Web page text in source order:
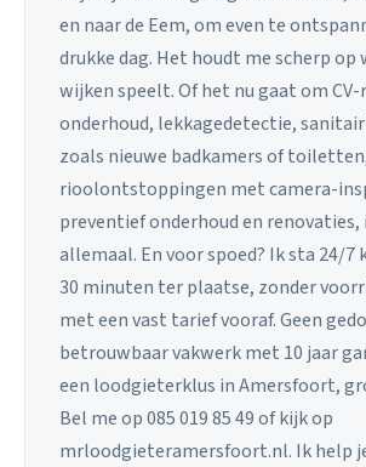
en naar de Eem, om even te
drukke dag. Het houdt me scherp op
wijken speelt. Of het nu gaat om
onderhoud, lekkagedetectie,
zoals nieuwe badkamers of
rioolontstoppingen met camera-
preventief onderhoud en renovaties,
allemaal. En voor spoed? Ik sta 24/7
30 minuten ter plaatse, zonder
met een vast tarief vooraf. Geen
betrouwbaar vakwerk met 10 jaar
een loodgieterklus in Amersfoort,
Bel me op 085 019 85 49 of kijk op
mrloodgieteramersfoort.nl. Ik help